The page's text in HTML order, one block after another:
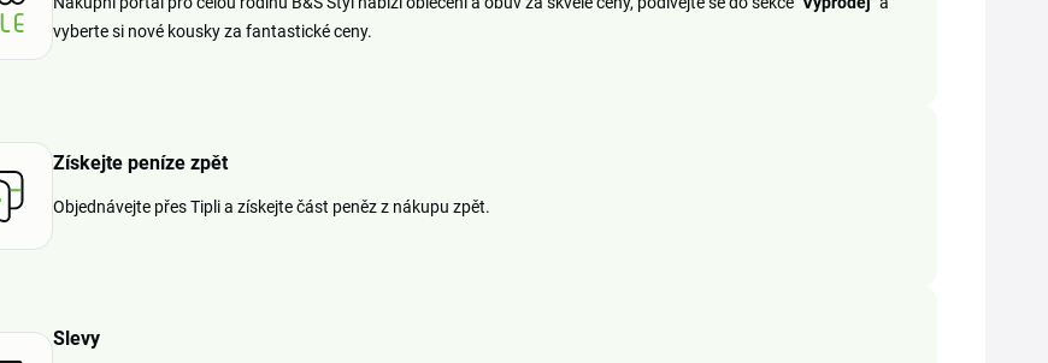
vyberte si nové kousky za fantastické ceny.
Získejte peníze zpět
Objednávejte přes Tipli a získejte část peněz z nákupu zpět.
Slevy